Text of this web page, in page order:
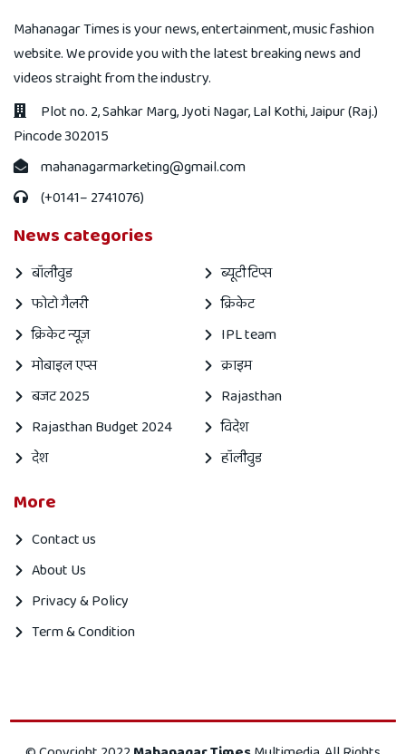
Mahanagar Times is your news, entertainment, music fashion
website. We provide you with the latest breaking news and
videos straight from the industry.
Plot no. 2, Sahkar Marg, Jyoti Nagar, Lal Kothi, Jaipur (Raj.)
Pincode 302015
mahanagarmarketing@gmail.com
(+0141– 2741076)
News categories
बॉलीवुड
ब्यूटी टिप्स
फोटो गैलरी
क्रिकेट
क्रिकेट न्यूज़
IPL team
मोबाइल एप्स
क्राइम
बजट 2025
Rajasthan
Rajasthan Budget 2024
विदेश
देश
हॉलीवुड
More
Contact us
About Us
Privacy & Policy
Term & Condition